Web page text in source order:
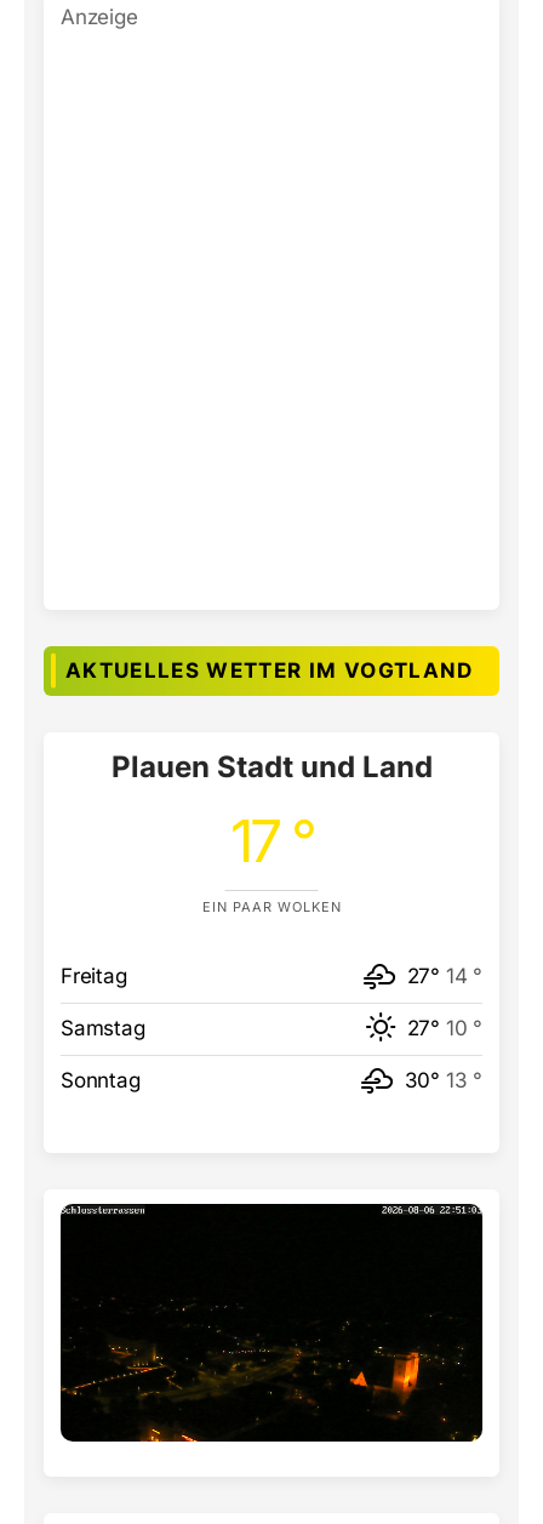
Anzeige
AKTUELLES WETTER IM VOGTLAND
Plauen Stadt und Land
17 °
EIN PAAR WOLKEN
Freitag 27° 14 °
Samstag 27° 10 °
Sonntag 30° 13 °